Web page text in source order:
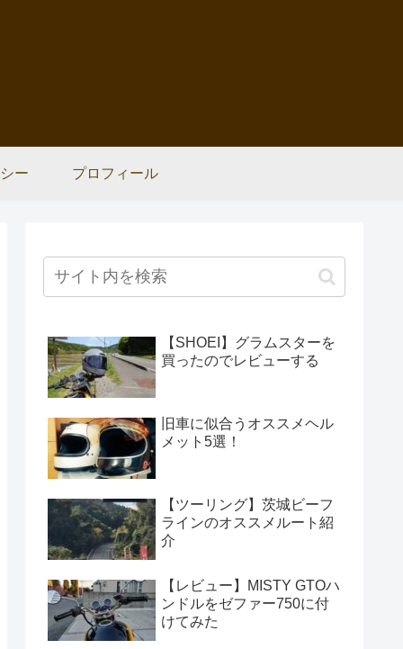
ー プロフィール
【SHOEI】グラムスターを
買ったのでレビューする
旧車に似合うオススメヘル
メット5選！
【ツーリング】茨城ビーフ
ラインのオススメルート紹
介
【レビュー】MISTY GTOハ
ンドルをゼファー750に付
けてみた